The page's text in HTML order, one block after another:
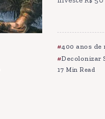
400 anos
Decolonizar
17 Min Read